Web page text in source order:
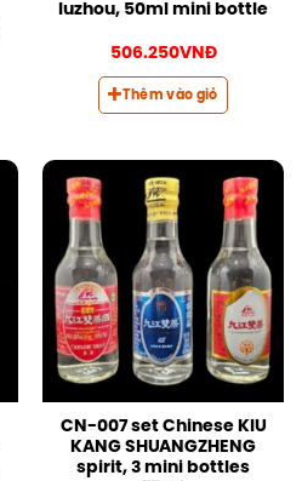
luzhou, 50ml mini bottle
506.250VNĐ
Thêm vào giỏ
CN-007 set Chinese KIU
KANG SHUANGZHENG
spirit, 3 mini bottles